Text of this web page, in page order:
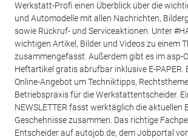
Werkstatt-Profi einen Überblick über die
und Automodelle mit allen Nachrichten,
sowie Rückruf- und Serviceaktionen. Unter
wichtigen Artikel, Bilder und Videos zu einem
zusammengefasst. Außerdem gibt es im asp-
Heftartikel gratis abrufbar inklusive E-PAPER.
Online-Angebot um Techniktipps,
Betriebspraxis für die Werkstattentscheider.
NEWSLETTER fasst werktäglich die aktuellen
Geschehnisse zusammen. Das richtige
Entscheider auf autojob.de, dem Jobportal